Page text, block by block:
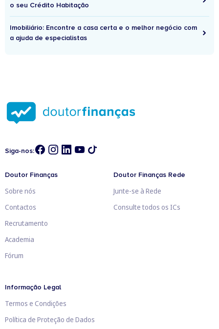
o seu Crédito Habitação
Imobiliário: Encontre a casa certa e o melhor negócio com
a ajuda de especialistas
Siga-nos:
Doutor Finanças
Sobre nós
Contactos
Recrutamento
Academia
Fórum
Doutor Finanças Rede
Junte-se à Rede
Consulte todos os ICs
Informação Legal
Termos e Condições
Política de Proteção de Dados